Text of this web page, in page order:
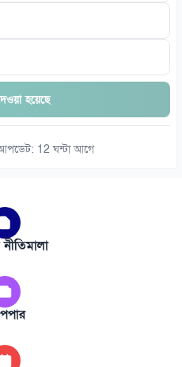
হয়েছে
12 ঘন্টা আগে